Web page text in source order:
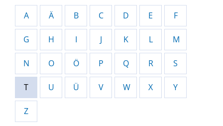
A Ä B C D E F
G H I J K L M
N O Ö P Q R S
T U Ü V W X Y
Z